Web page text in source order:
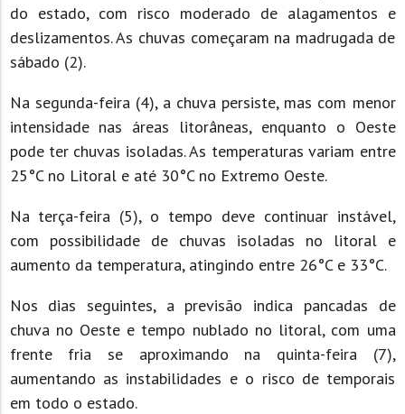
do estado, com risco moderado de alagamentos e
deslizamentos. As chuvas começaram na madrugada de
sábado (2).
Na segunda-feira (4), a chuva persiste, mas com menor
intensidade nas áreas litorâneas, enquanto o Oeste
pode ter chuvas isoladas. As temperaturas variam entre
25°C no Litoral e até 30°C no Extremo Oeste.
Na terça-feira (5), o tempo deve continuar instável,
com possibilidade de chuvas isoladas no litoral e
aumento da temperatura, atingindo entre 26°C e 33°C.
Nos dias seguintes, a previsão indica pancadas de
chuva no Oeste e tempo nublado no litoral, com uma
frente fria se aproximando na quinta-feira (7),
aumentando as instabilidades e o risco de temporais
em todo o estado.